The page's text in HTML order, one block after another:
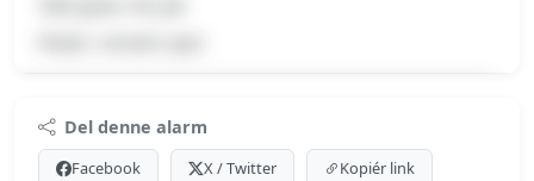
Log ind med Premium for at se meldingen og kortet.
Del denne alarm
Facebook X / Twitter Kopiér link